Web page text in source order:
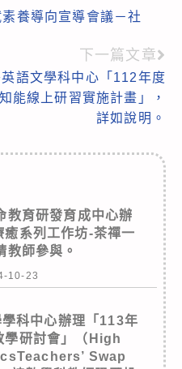
養導向宣導會議－社
下一篇文章
語文學科中心「112年度
能線上研習實施計畫」，
詳如說明。
教育研發育成中心辦
系列工作坊-茶禪一
教師參與。
10-23
科中心辦理「113年
學研討會」（High
Swap